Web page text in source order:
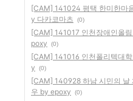
[CAM] 141024 평택 한미한마
y 다카코마츠
(0)
[CAM] 141017 인천장애인올
poxy
(0)
[CAM] 141016 인천폴리텍대
y
(0)
[CAM] 140928 하남 시민의 날
우 by epoxy
(0)